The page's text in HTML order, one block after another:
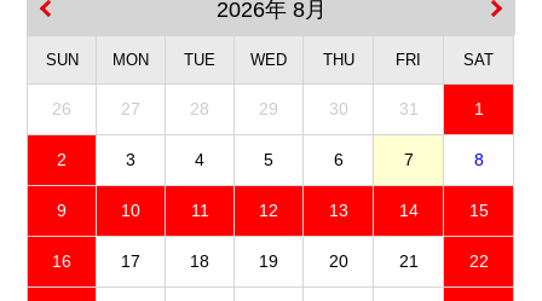
2026年 8月
SUN MON TUE WED THU FRI SAT
26 27 28 29 30 31 1
2 3 4 5 6 7 8
9 10 11 12 13 14 15
16 17 18 19 20 21 22